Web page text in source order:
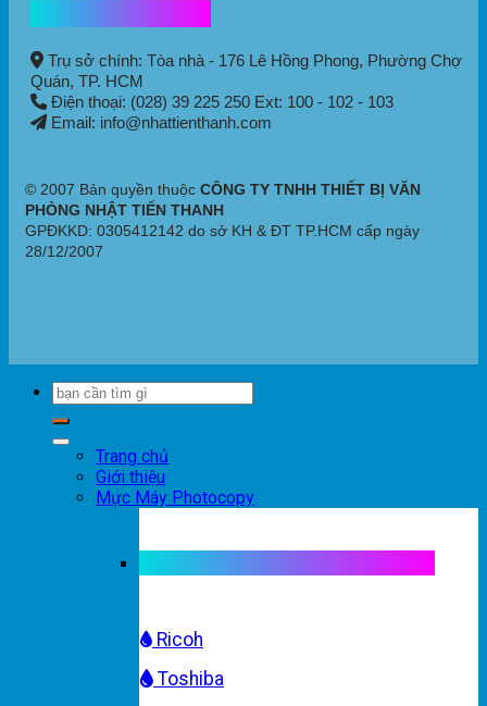
Trụ sở chính: Tòa nhà - 176 Lê Hồng Phong, Phường Chợ
Quán, TP. HCM
Điện thoại: (028) 39 225 250 Ext: 100 - 102 - 103
Email: info@nhattienthanh.com
© 2007 Bản quyền thuộc CÔNG TY TNHH THIẾT BỊ VĂN
PHÒNG NHẬT TIẾN THANH
GPĐKKD: 0305412142 do sở KH & ĐT TP.HCM cấp ngày
28/12/2007
Trang chủ
Giới thiệu
Mực Máy Photocopy
Ricoh
Toshiba